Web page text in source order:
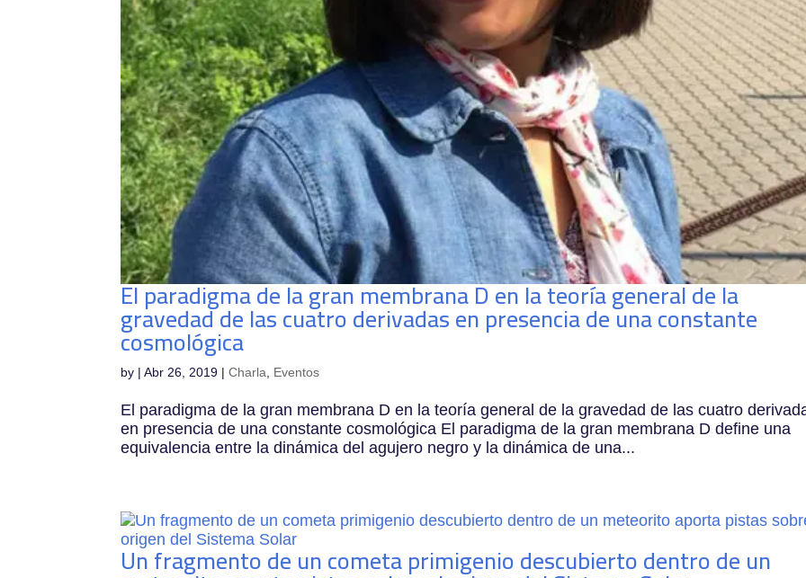
El paradigma de la gran membrana D en la teoría general de la
gravedad de las cuatro derivadas en presencia de una constante
cosmológica
by |Abr 26, 2019 |Charla, Eventos
El paradigma de la gran membrana D en la teoría general de la gravedad de las cuatro
en presencia de una constante cosmológica El paradigma de la gran membrana D define una
equivalencia entre la dinámica del agujero negro y la dinámica de una...
Un fragmento de un cometa primigenio descubierto dentro de un